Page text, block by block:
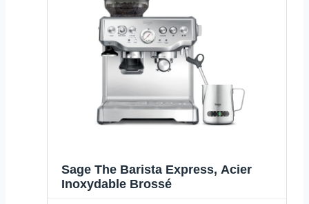
Sage The Barista Express, Acier
Inoxydable Brossé